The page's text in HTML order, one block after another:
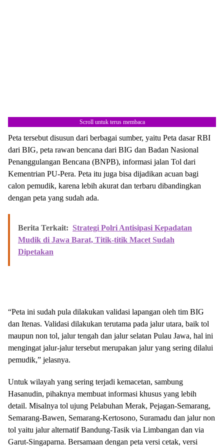
Scroll untuk terus membaca
Peta tersebut disusun dari berbagai sumber, yaitu Peta dasar RBI
dari BIG, peta rawan bencana dari BIG dan Badan Nasional
Penanggulangan Bencana (BNPB), informasi jalan Tol dari
Kementrian PU-Pera. Peta itu juga bisa dijadikan acuan bagi
calon pemudik, karena lebih akurat dan terbaru dibandingkan
dengan peta yang sudah ada.
Berita Terkait: Strategi Polri Antisipasi Kepadatan
Mudik di Jawa Barat, Titik-titik Macet Sudah
Dipetakan
“Peta ini sudah pula dilakukan validasi lapangan oleh tim BIG
dan Itenas. Validasi dilakukan terutama pada jalur utara, baik tol
maupun non tol, jalur tengah dan jalur selatan Pulau Jawa, hal ini
mengingat jalur-jalur tersebut merupakan jalur yang sering dilalui
pemudik,” jelasnya.
Untuk wilayah yang sering terjadi kemacetan, sambung
Hasanudin, pihaknya membuat informasi khusus yang lebih
detail. Misalnya tol ujung Pelabuhan Merak, Pejagan-Semarang,
Semarang-Bawen, Semarang-Kertosono, Suramadu dan jalur non
tol yaitu jalur alternatif Bandung-Tasik via Limbangan dan via
Garut-Singaparna. Bersamaan dengan peta versi cetak, versi